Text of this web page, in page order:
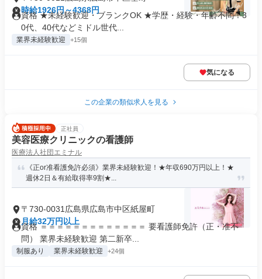
時給1926円～4368円
資格 ★未経験歓迎・ブランクOK ★学歴・経験・年齢不問！3
0代、40代などミドル世代...
業界未経験歓迎 +15個
気になる
この企業の類似求人を見る
正社員
美容医療クリニックの看護師
医療法人社団エミナル
《正or准看護免許必須》業界未経験歓迎！★年収690万円以上！★
週休2日＆有給取得率9割★...
〒730-0031広島県広島市中区紙屋町
月給32万円以上
資格 ＝＝＝＝＝＝＝＝＝＝＝＝＝ 要看護師免許（正・准不
問） 業界未経験歓迎 第二新卒...
制服あり 業界未経験歓迎 +24個